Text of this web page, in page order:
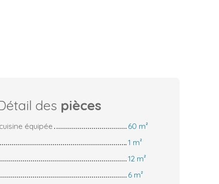
des pièces
équipée
60 m²
1 m²
12 m²
6 m²